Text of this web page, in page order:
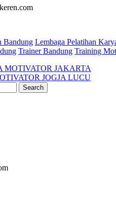
Bandung Lembaga Pelatihan
Trainer Bandung Training
MOTIVATOR JAKARTA
JOGJA LUCU